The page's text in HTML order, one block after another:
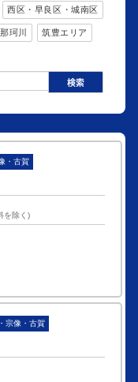
西区・早良区・城南区
珂川 筑豊エリア
・古賀
を除く)
宗像・古賀